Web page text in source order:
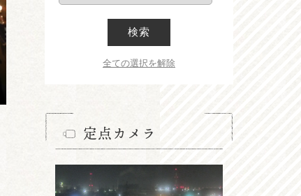
検索
全ての選択を解除
定点カメラ